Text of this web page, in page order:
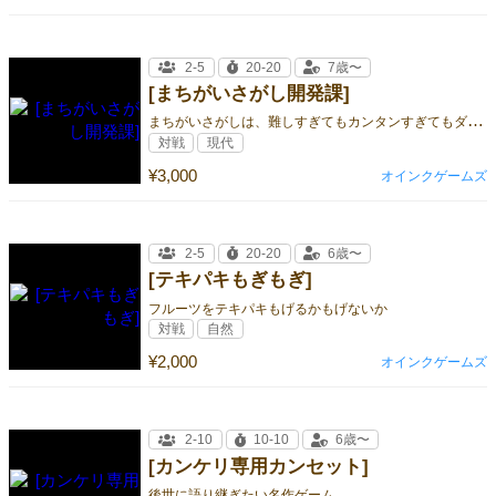
[まちがいさがし開発課]
ま
ちがいさがしは、難しすぎてもカンタンすぎてもダメなのだ。
¥3,000
2-5 20-20 7歳〜
対戦 現代
オインクゲームズ
[テキパキもぎもぎ]
フルーツをテキパキもげるかもげないか
¥2,000
2-5 20-20 6歳〜
対戦 自然
オインクゲームズ
[カンケリ専用カンセット]
2-10 10-10 6歳〜